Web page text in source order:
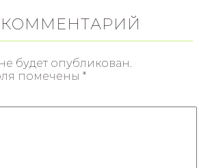
будет опубликован.
помечены *